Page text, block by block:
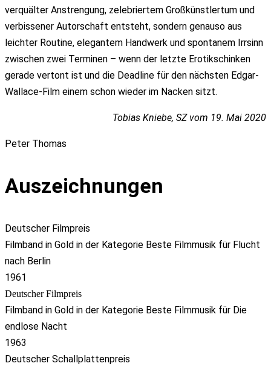
verquälter Anstrengung, zelebriertem Großkünstlertum und
verbissener Autorschaft entsteht, sondern genauso aus
leichter Routine, elegantem Handwerk und spontanem Irrsinn
zwischen zwei Terminen – wenn der letzte Erotikschinken
gerade vertont ist und die Deadline für den nächsten Edgar-
Wallace-Film einem schon wieder im Nacken sitzt.
Tobias Kniebe, SZ vom 19. Mai 2020
Peter Thomas
Auszeichnungen
Deutscher Filmpreis
Filmband in Gold in der Kategorie Beste Filmmusik für Flucht
nach Berlin
1961
Deutscher Filmpreis
Filmband in Gold in der Kategorie Beste Filmmusik für Die
endlose Nacht
1963
Deutscher Schallplattenpreis